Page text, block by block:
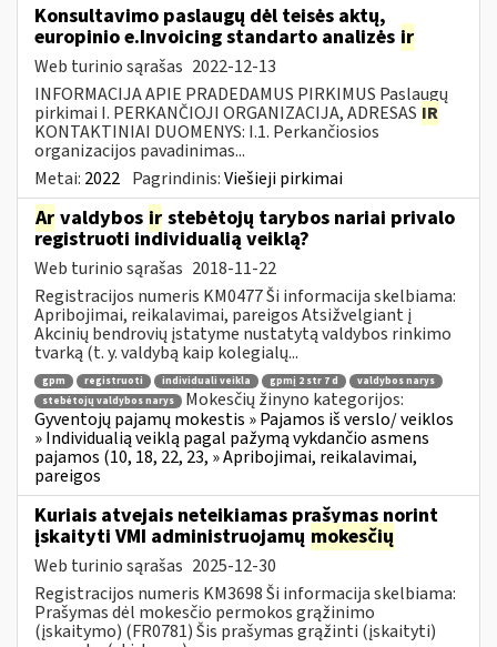
Konsultavimo paslaugų dėl teisės aktų,
europinio e.Invoicing standarto analizės ir
Web turinio sąrašas 2022-12-13
INFORMACIJA APIE PRADEDAMUS PIRKIMUS Paslaugų
pirkimai I. PERKANČIOJI ORGANIZACIJA, ADRESAS IR
KONTAKTINIAI DUOMENYS: I.1. Perkančiosios
organizacijos pavadinimas...
Metai: 2022 Pagrindinis:Viešieji pirkimai
Ar valdybos ir stebėtojų tarybos nariai privalo
registruoti individualią veiklą?
Web turinio sąrašas 2018-11-22
Registracijos numeris KM0477 Ši informacija skelbiama:
Apribojimai, reikalavimai, pareigos Atsižvelgiant į
Akcinių bendrovių įstatyme nustatytą valdybos rinkimo
tvarką (t. y. valdybą kaip kolegialų...
gpm registruoti individuali veikla gpmį 2 str 7 d
valdybos narys
stebėtojų valdybos narys
Mokesčių žinyno kategorijos:
Gyventojų pajamų mokestis » Pajamos iš verslo/ veiklos
» Individualią veiklą pagal pažymą vykdančio asmens
pajamos (10, 18, 22, 23, » Apribojimai, reikalavimai,
pareigos
Kuriais atvejais neteikiamas prašymas norint
įskaityti VMI administruojamų mokesčių
Web turinio sąrašas 2025-12-30
Registracijos numeris KM3698 Ši informacija skelbiama:
Prašymas dėl mokesčio permokos grąžinimo
(įskaitymo) (FR0781) Šis prašymas grąžinti (įskaityti)